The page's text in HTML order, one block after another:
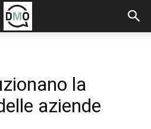
la
aziende